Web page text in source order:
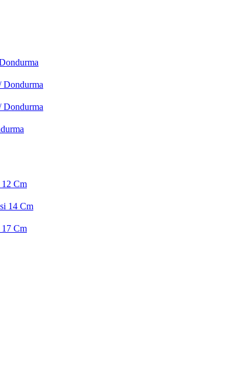
Dondurma
Dondurma
12 Cm
14 Cm
17 Cm